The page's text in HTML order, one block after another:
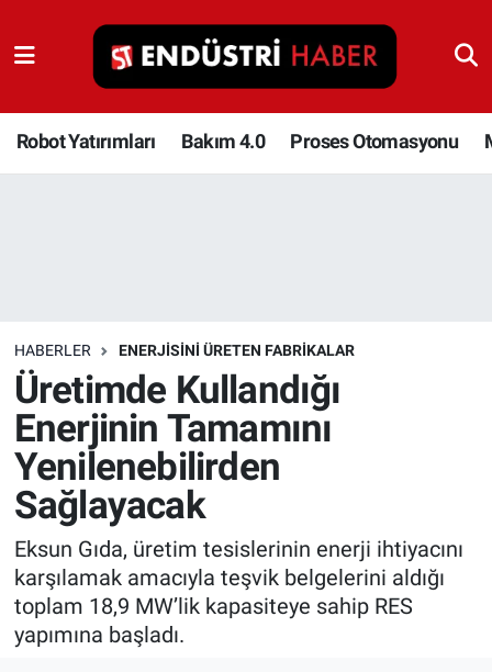
Robot Yatırımları Bakım 4.0 Proses Otomasyonu
HABERLER ENERJISINI ÜRETEN FABRIKALAR
Üretimde Kullandığı
Enerjinin Tamamını
Yenilenebilirden
Sağlayacak
Eksun Gıda, üretim tesislerinin enerji ihtiyacını
karşılamak amacıyla teşvik belgelerini aldığı
toplam 18,9 MW’lik kapasiteye sahip RES
yapımına başladı.
Robot Yatırımları
Bakım 4.0
Depolama Çözümleri
İnşaat ve Malzeme
HaberOrtak
EndüstriST
Enerjisini Üreten Fabrikalar
Endüstri 4.0 Uygulamaları